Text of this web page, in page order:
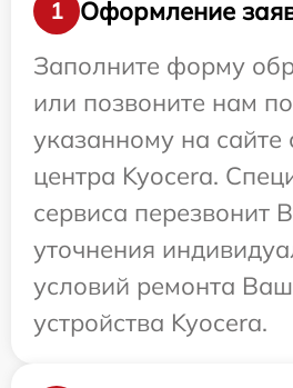
1
Оформление
Заполните форму
или позвоните нам
указанному на сайте
центра Kyocera.
сервиса перезвонит
уточнения
условий ремонта
устройства Kyocera.